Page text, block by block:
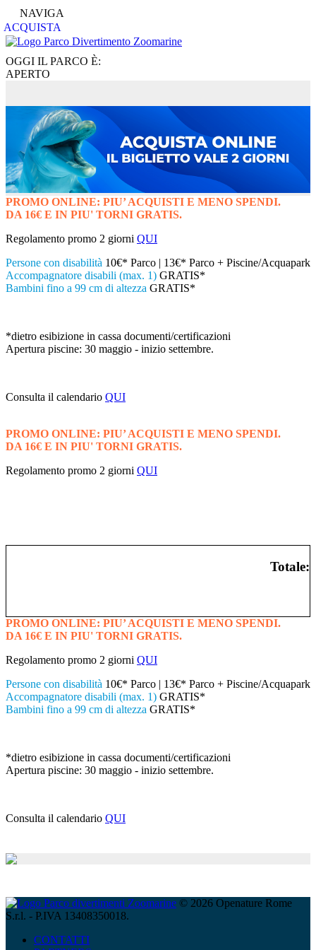
NAVIGA
ACQUISTA
OGGI IL PARCO È:
APERTO
PROMO ONLINE: PIU’ ACQUISTI E MENO SPENDI.
DA 16€ E IN PIU' TORNI GRATIS.
Regolamento promo 2 giorni QUI
Persone con disabilità 10€* Parco | 13€* Parco + Piscine/Acquapark
Accompagnatore disabili (max. 1) GRATIS*
Bambini fino a 99 cm di altezza GRATIS*
*dietro esibizione in cassa documenti/certificazioni
Apertura piscine: 30 maggio - inizio settembre.
Consulta il calendario QUI
PROMO ONLINE: PIU’ ACQUISTI E MENO SPENDI.
DA 16€ E IN PIU' TORNI GRATIS.
Regolamento promo 2 giorni QUI
Totale:
PROMO ONLINE: PIU’ ACQUISTI E MENO SPENDI.
DA 16€ E IN PIU' TORNI GRATIS.
Regolamento promo 2 giorni QUI
Persone con disabilità 10€* Parco | 13€* Parco + Piscine/Acquapark
Accompagnatore disabili (max. 1) GRATIS*
Bambini fino a 99 cm di altezza GRATIS*
*dietro esibizione in cassa documenti/certificazioni
Apertura piscine: 30 maggio - inizio settembre.
Consulta il calendario QUI
© 2026 Openature Rome
S.r.l. - P.IVA 13408350018.
CONTATTI